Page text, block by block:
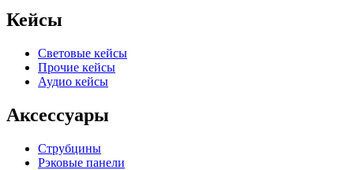
Кейсы
Световые кейсы
Прочие кейсы
Аудио кейсы
Аксессуары
Струбцины
Рэковые панели